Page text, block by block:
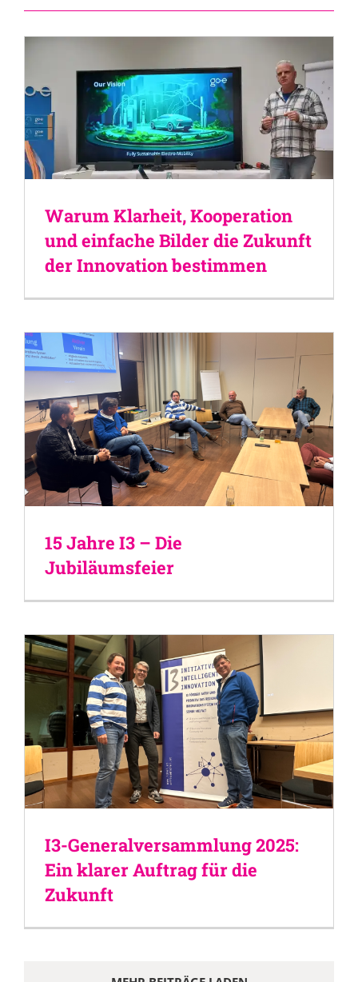
Warum Klarheit, Kooperation
und einfache Bilder die Zukunft
der Innovation bestimmen
15 Jahre I3 – Die
Jubiläumsfeier
I3-Generalversammlung 2025:
Ein klarer Auftrag für die
Zukunft